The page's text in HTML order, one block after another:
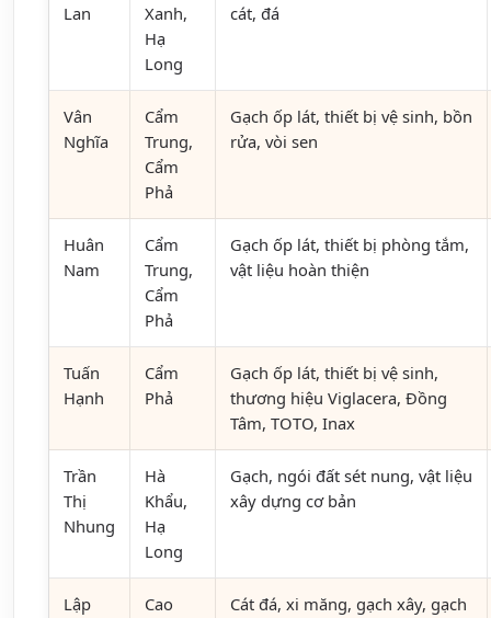
Lan
Xanh,
Hạ
Long
cát, đá
Vân
Nghĩa
Cẩm
Trung,
Cẩm
Phả
Gạch ốp lát, thiết bị vệ sinh, bồn
rửa, vòi sen
Huân
Nam
Cẩm
Trung,
Cẩm
Phả
Gạch ốp lát, thiết bị phòng tắm,
vật liệu hoàn thiện
Tuấn
Hạnh
Cẩm
Phả
Gạch ốp lát, thiết bị vệ sinh,
thương hiệu Viglacera, Đồng
Tâm, TOTO, Inax
Trần
Thị
Nhung
Hà
Khẩu,
Hạ
Long
Gạch, ngói đất sét nung, vật liệu
xây dựng cơ bản
Lập
Cao
Cát đá, xi măng, gạch xây, gạch